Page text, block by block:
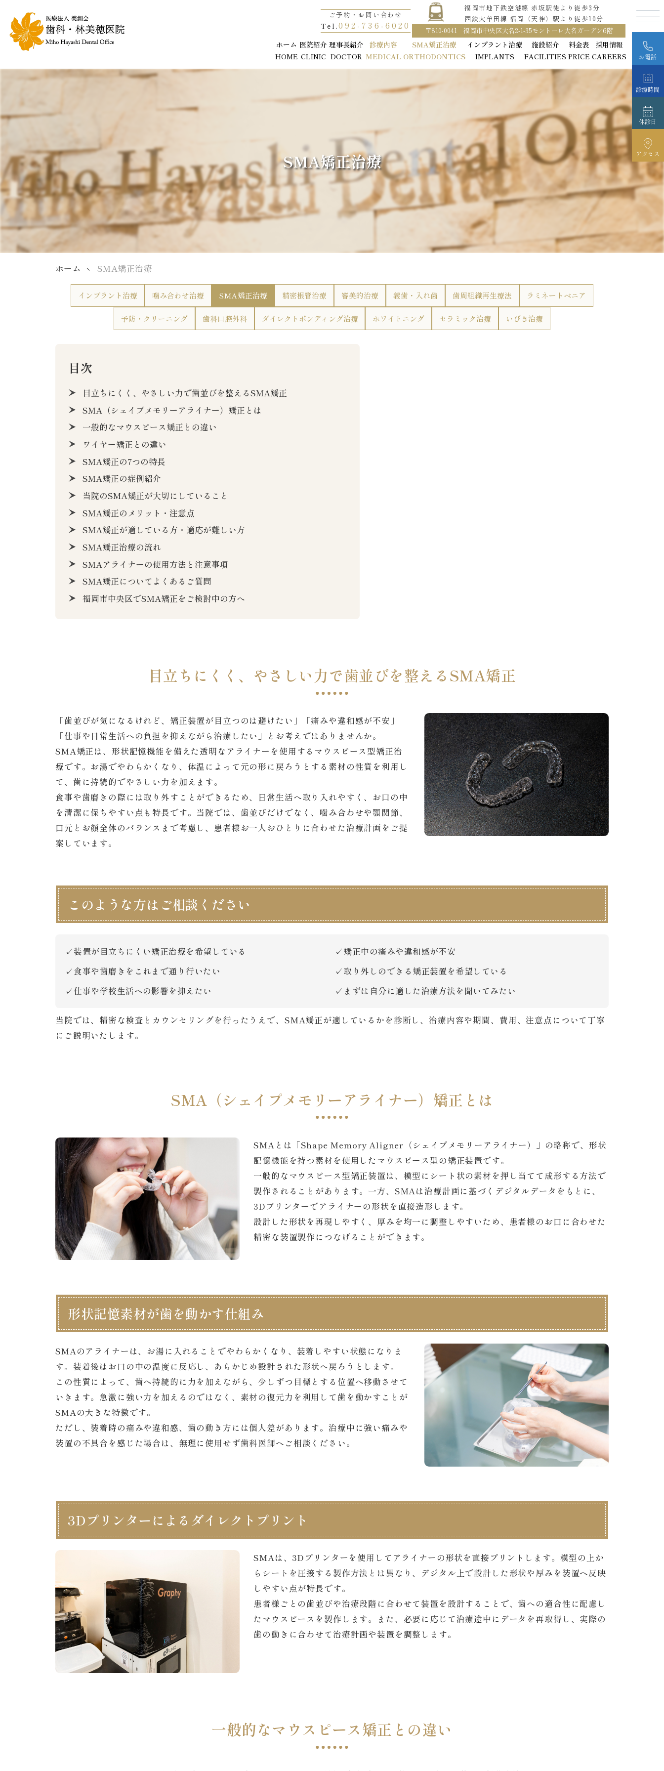
ご予約・お問い合わせ
Tel.092-736-6020
福岡市地下鉄空港線 赤坂駅徒より徒歩3分
西鉄大牟田線 福岡（天神）駅より徒歩10分
〒810-0041 福岡市中央区大名2-1-35モントーレ大名ガーデン6階
ホーム
HOME
医院紹介
CLINIC
理事長紹介
DOCTOR
診療内容
MEDICAL
SMA矯正治療
ORTHODONTICS
インプラント治療
IMPLANTS
施設紹介
FACILITIES
料金表
PRICE
採用情報
CAREERS
ご予約・お問い合わせ
Tel.092-736-6020
福岡市地下鉄空港線 赤坂駅徒より徒歩3分
西鉄大牟田線 福岡（天神）駅より徒歩10分
〒810-0041 福岡市中央区大名2-1-35モントーレ大名ガーデン6階
ホーム
HOME
医院紹介
CLINIC
理事長紹介
DOCTOR
診療内容
MEDICAL
SMA矯正治療
ORTHODONTICS
インプラント治療
IMPLANTS
施設紹介
FACILITIES
料金表
PRICE
採用情報
CAREERS
SMA矯正治療
ホーム SMA矯正治療
インプラント治療 噛み合わせ治療 SMA矯正治療 精密根管治療 審美的治療 義歯・入れ歯 歯周組織再生療法 ラミネートベニア
予防・クリーニング 歯科口腔外科 ダイレクトボンディング治療 ホワイトニング セラミック治療 いびき治療
目次
目立ちにくく、やさしい力で歯並びを整えるSMA矯正
SMA（シェイプメモリーアライナー）矯正とは
一般的なマウスピース矯正との違い
ワイヤー矯正との違い
SMA矯正の7つの特長
SMA矯正の症例紹介
当院のSMA矯正が大切にしていること
SMA矯正のメリット・注意点
SMA矯正が適している方・適応が難しい方
SMA矯正治療の流れ
SMAアライナーの使用方法と注意事項
SMA矯正についてよくあるご質問
福岡市中央区でSMA矯正をご検討中の方へ
目立ちにくく、やさしい力で歯並びを整えるSMA矯正
「歯並びが気になるけれど、矯正装置が目立つのは避けたい」「痛みや違和感が不安」
「仕事や日常生活への負担を抑えながら治療したい」とお考えではありませんか。
SMA矯正は、形状記憶機能を備えた透明なアライナーを使用するマウスピース型矯正治
療です。お湯でやわらかくなり、体温によって元の形に戻ろうとする素材の性質を利用し
て、歯に持続的でやさしい力を加えます。
食事や歯磨きの際には取り外すことができるため、日常生活へ取り入れやすく、お口の中
を清潔に保ちやすい点も特長です。当院では、歯並びだけでなく、噛み合わせや顎関節、
口元とお顔全体のバランスまで考慮し、患者様お一人おひとりに合わせた治療計画をご提
案しています。
このような方はご相談ください
装置が目立ちにくい矯正治療を希望している
矯正中の痛みや違和感が不安
食事や歯磨きをこれまで通り行いたい
取り外しのできる矯正装置を希望している
仕事や学校生活への影響を抑えたい
まずは自分に適した治療方法を聞いてみたい
当院では、精密な検査とカウンセリングを行ったうえで、SMA矯正が適しているかを診断し、治療内容や期間、費用、注意点について丁寧
にご説明いたします。
SMA（シェイプメモリーアライナー）矯正とは
SMAとは「Shape Memory Aligner（シェイプメモリーアライナー）」の略称で、形状
記憶機能を持つ素材を使用したマウスピース型の矯正装置です。
一般的なマウスピース型矯正装置は、模型にシート状の素材を押し当てて成形する方法で
製作されることがあります。一方、SMAは治療計画に基づくデジタルデータをもとに、
3Dプリンターでアライナーの形状を直接造形します。
設計した形状を再現しやすく、厚みを均一に調整しやすいため、患者様のお口に合わせた
精密な装置製作につなげることができます。
形状記憶素材が歯を動かす仕組み
SMAのアライナーは、お湯に入れることでやわらかくなり、装着しやすい状態になりま
す。装着後はお口の中の温度に反応し、あらかじめ設計された形状へ戻ろうとします。
この性質によって、歯へ持続的に力を加えながら、少しずつ目標とする位置へ移動させて
いきます。急激に強い力を加えるのではなく、素材の復元力を利用して歯を動かすことが
SMAの大きな特徴です。
ただし、装着時の痛みや違和感、歯の動き方には個人差があります。治療中に強い痛みや
装置の不具合を感じた場合は、無理に使用せず歯科医師へご相談ください。
3Dプリンターによるダイレクトプリント
SMAは、3Dプリンターを使用してアライナーの形状を直接プリントします。模型の上か
らシートを圧接する製作方法とは異なり、デジタル上で設計した形状や厚みを装置へ反映
しやすい点が特長です。
患者様ごとの歯並びや治療段階に合わせて装置を設計することで、歯への適合性に配慮し
たマウスピースを製作します。また、必要に応じて治療途中にデータを再取得し、実際の
歯の動きに合わせて治療計画や装置を調整します。
一般的なマウスピース矯正との違い
お電話
診療時間
休診日
アクセス